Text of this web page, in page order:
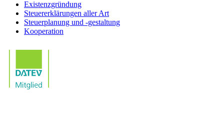
Existenzgründung
Steuererklärungen aller Art
Steuerplanung und -gestaltung
Kooperation